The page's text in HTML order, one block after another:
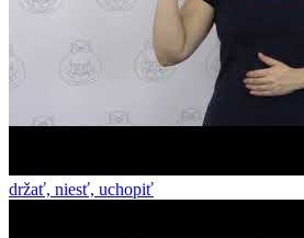
držať, niesť, uchopiť